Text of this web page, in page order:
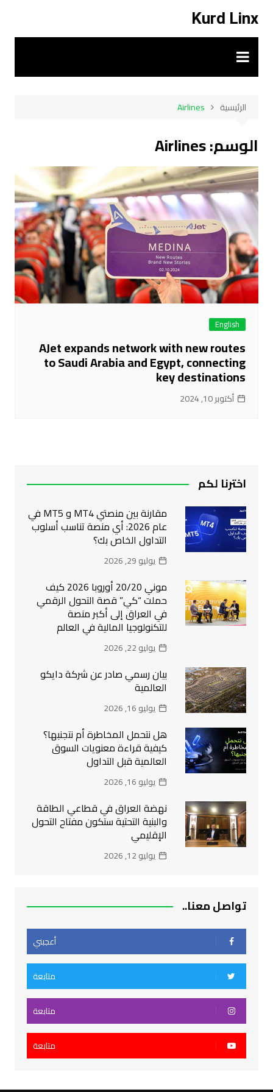
المحتوى
Kurd Linx
الرئيسية Airlines
الوسم:Airlines
English
AJet expands network with new routes
to Saudi Arabia and Egypt, connecting
key destinations
أكتوبر 10, 2024
اخترنا لكم
مقارنة بين منصتي MT4 و MT5 في
عام 2026: أي منصة تناسب أسلوب
التداول الخاص بك؟
يوليو 29, 2026
موني 20/20 أوروبا 2026 كيف
حملت “كي” قصة التحول الرقمي
في العراق إلى أكبر منصة
للتكنولوجيا المالية في العالم
يوليو 22, 2026
بيان رسمي صادر عن شركة دايكو
العالمية
يوليو 16, 2026
هل نتحمل المخاطرة أم نتجنبها؟
كيفية قراءة معنويات السوق
العالمية قبل التداول
يوليو 16, 2026
نهضة العراق في قطاعي الطاقة
والبنية التحتية ستكون مفتاح التحول
الإقليمي
يوليو 12, 2026
تواصل معنا..
أعجبني
متابعة
متابعة
متابعة